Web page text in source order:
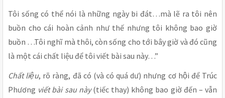
Tôi sống có thể nói là những ngày bi đát…mà lẽ ra tôi nên
buồn cho cái hoàn cảnh như thế nhưng tôi không bao giờ
buồn …Tôi nghĩ mà thôi, còn sống cho tới bây giờ và đó cũng
là một cái chất liệu để tôi viết bài sau này…”
Chất liệu, rõ ràng, đã có (và có quá dư) nhưng cơ hội để Trúc
Phương viết bài sau này(tiếc thay) không bao giờ đến – vẫn